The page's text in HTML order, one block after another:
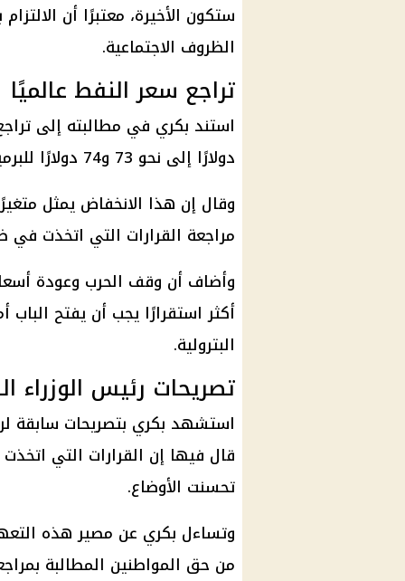
ستكون الأخيرة، معتبرًا أن
الظروف الاجتماعية.
تراجع سعر النفط عالميًا
دولارًا إلى نحو 73 و74 دولارًا للبرميل.
وقال إن هذا الانخفاض يمثل
مراجعة القرارات التي اتخذت
وأضاف أن وقف الحرب وعودة
أكثر استقرارًا يجب أن يفتح
البترولية.
تصريحات رئيس الوزراء
استشهد بكري بتصريحات سابقة
قال فيها إن القرارات التي
تحسنت الأوضاع.
وتساءل بكري عن مصير هذه
من حق المواطنين المطالبة